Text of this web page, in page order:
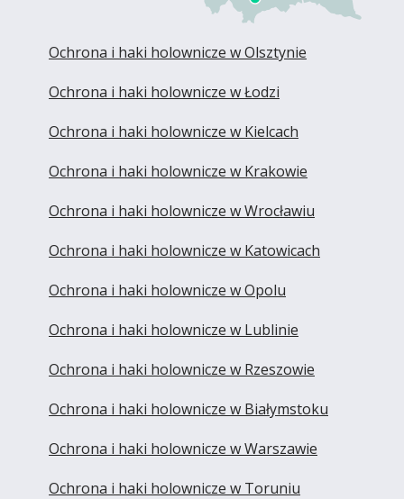
Ochrona i haki holownicze w Olsztynie
Ochrona i haki holownicze w Łodzi
Ochrona i haki holownicze w Kielcach
Ochrona i haki holownicze w Krakowie
Ochrona i haki holownicze w Wrocławiu
Ochrona i haki holownicze w Katowicach
Ochrona i haki holownicze w Opolu
Ochrona i haki holownicze w Lublinie
Ochrona i haki holownicze w Rzeszowie
Ochrona i haki holownicze w Białymstoku
Ochrona i haki holownicze w Warszawie
Ochrona i haki holownicze w Toruniu